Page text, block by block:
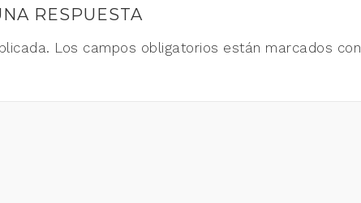
RESPUESTA
Los campos obligatorios están marcados con